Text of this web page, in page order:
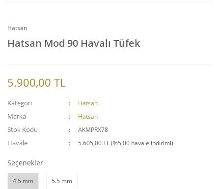
Hatsan
Hatsan Mod 90 Havalı Tüfek
5.900,00 TL
Kategori Hatsan
Marka Hatsan
Stok Kodu AKMPRX78
Havale 5.605,00 TL (%5,00 havale indirimi)
Seçenekler
4.5 mm 5.5 mm